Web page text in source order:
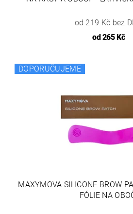
od 219 Kč bez
od265 Kč
DOPORUČUJEME
MAXYMOVA SILICONE BROW
FÓLIE NA